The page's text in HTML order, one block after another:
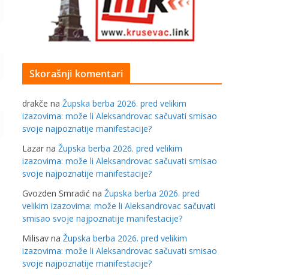
Skorašnji komentari
drakče na Župska berba 2026. pred velikim
izazovima: može li Aleksandrovac sačuvati smisao
svoje najpoznatije manifestacije?
Lazar na Župska berba 2026. pred velikim
izazovima: može li Aleksandrovac sačuvati smisao
svoje najpoznatije manifestacije?
Gvozden Smradić na Župska berba 2026. pred
velikim izazovima: može li Aleksandrovac sačuvati
smisao svoje najpoznatije manifestacije?
Milisav na Župska berba 2026. pred velikim
izazovima: može li Aleksandrovac sačuvati smisao
svoje najpoznatije manifestacije?